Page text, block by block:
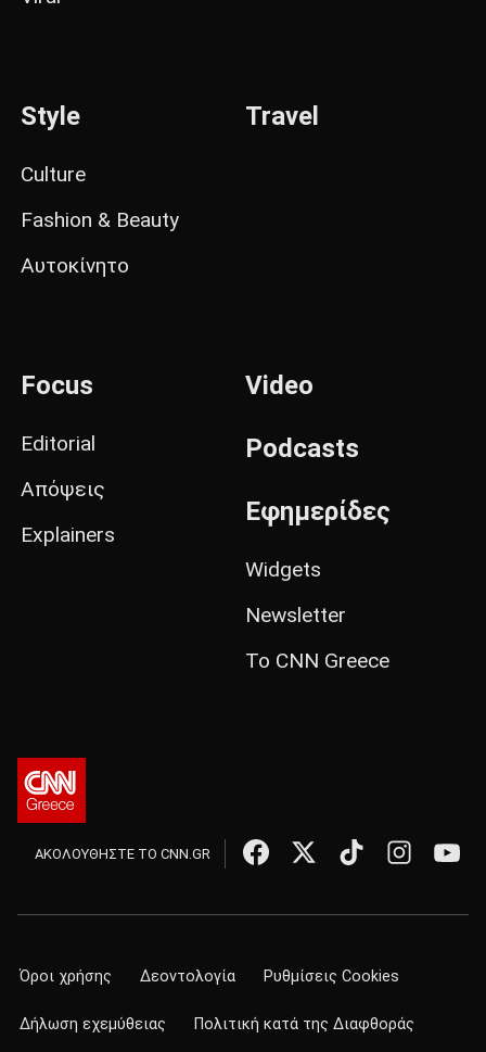
Style
Culture
Fashion & Beauty
Αυτοκίνητο
Travel
Focus
Editorial
Απόψεις
Explainers
Video
Podcasts
Εφημερίδες
Widgets
Newsletter
Το CNN Greece
ΑΚΟΛΟΥΘΗΣΤΕ ΤΟ CNN.GR
Όροι χρήσης Δεοντολογία Ρυθμίσεις Cookies
Δήλωση εχεμύθειας Πολιτική κατά της Διαφθοράς